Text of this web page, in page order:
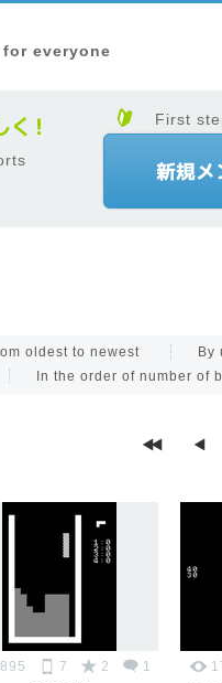
everyone
First
oldest to newest
By
In the order of number of
7 2 1